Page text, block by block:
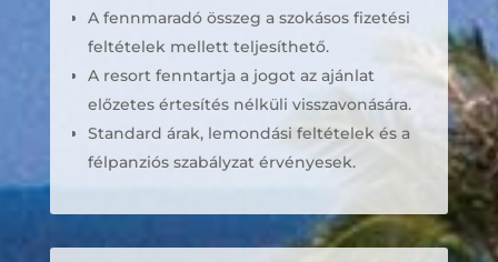
A fennmaradó összeg a szokásos fizetési
feltételek mellett teljesíthető.
A resort fenntartja a jogot az ajánlat
előzetes értesítés nélküli visszavonására.
Standard árak, lemondási feltételek és a
félpanziós szabályzat érvényesek.